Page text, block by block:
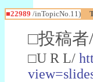
■22989 /inTopicNo.11)
□投稿者/
□U R L/